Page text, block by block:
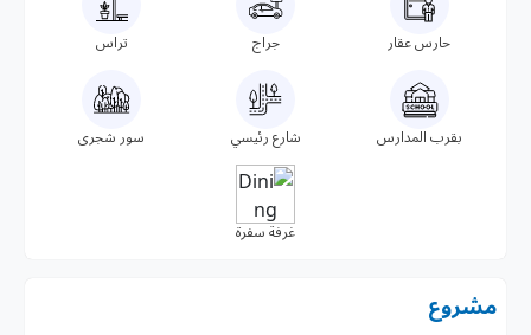
حارس عقار جراج تراس
بقرب المدارس شارع رئيسي سور شجرى
غرفة سفرة
مشروع